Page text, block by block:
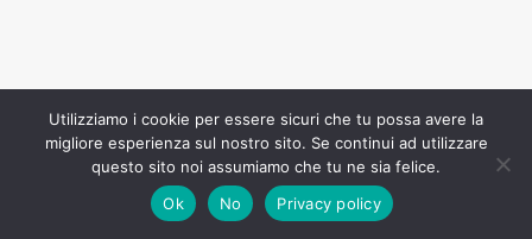
Utilizziamo i cookie per essere sicuri che tu possa avere la
migliore esperienza sul nostro sito. Se continui ad utilizzare
questo sito noi assumiamo che tu ne sia felice.
Ok
No Privacy policy